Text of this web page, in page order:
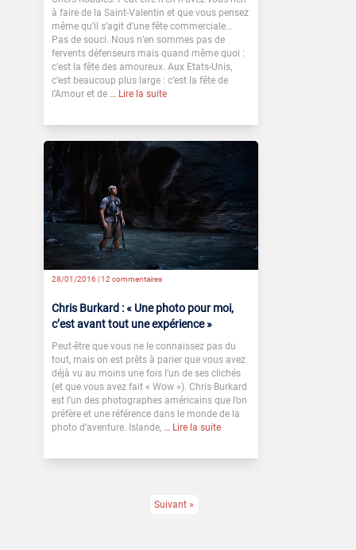
à faire de la Saint-Valentin et que vous pensez
même qu’il s’agit d’une fête commerciale…
Pas de souci. Nous n’en sommes pas de
fervents défenseurs mais quand même quoi :
c’est la fête des amoureux. Aux Etats-Unis,
c’est beaucoup plus large : c’est la fête de
l’Amour et de … Lire la suite
28/01/2016 |12 commentaires
Chris Burkard : « Une photo pour moi,
c’est avant tout une expérience »
Peut-être que vous ne le connaissez pas du
tout, mais on est prêts à parier que vous avez
déjà vu au moins une fois l’un de ses clichés
(et que vous avez fait « Wow »). Chris Burkard
est l’un des photographes américains que l’on
préfère et une référence dans le monde de la
photo d’aventure. Islande, … Lire la suite
Suivant »